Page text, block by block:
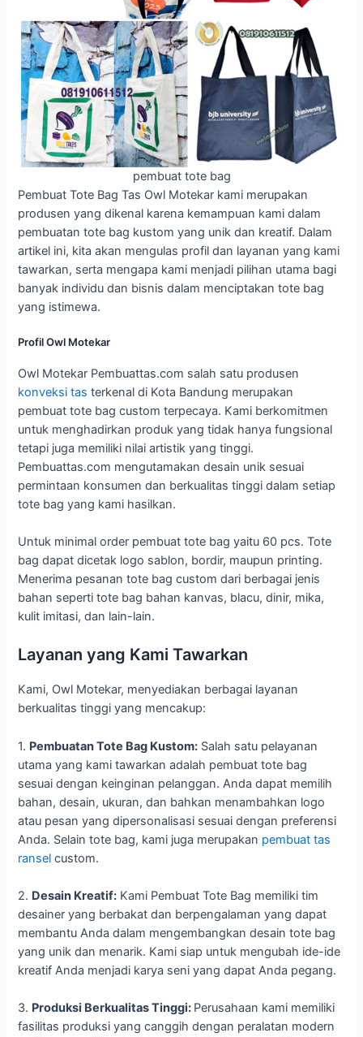
pembuat tote bag
Pembuat Tote Bag Tas Owl Motekar kami merupakan
produsen yang dikenal karena kemampuan kami dalam
pembuatan tote bag kustom yang unik dan kreatif. Dalam
artikel ini, kita akan mengulas profil dan layanan yang kami
tawarkan, serta mengapa kami menjadi pilihan utama bagi
banyak individu dan bisnis dalam menciptakan tote bag
yang istimewa.
Profil Owl Motekar
Owl Motekar Pembuattas.com salah satu produsen
konveksi tas terkenal di Kota Bandung merupakan
pembuat tote bag custom terpecaya. Kami berkomitmen
untuk menghadirkan produk yang tidak hanya fungsional
tetapi juga memiliki nilai artistik yang tinggi.
Pembuattas.com mengutamakan desain unik sesuai
permintaan konsumen dan berkualitas tinggi dalam setiap
tote bag yang kami hasilkan.
Untuk minimal order pembuat tote bag yaitu 60 pcs. Tote
bag dapat dicetak logo sablon, bordir, maupun printing.
Menerima pesanan tote bag custom dari berbagai jenis
bahan seperti tote bag bahan kanvas, blacu, dinir, mika,
kulit imitasi, dan lain-lain.
Layanan yang Kami Tawarkan
Kami, Owl Motekar, menyediakan berbagai layanan
berkualitas tinggi yang mencakup:
1. Pembuatan Tote Bag Kustom: Salah satu pelayanan
utama yang kami tawarkan adalah pembuat tote bag
sesuai dengan keinginan pelanggan. Anda dapat memilih
bahan, desain, ukuran, dan bahkan menambahkan logo
atau pesan yang dipersonalisasi sesuai dengan preferensi
Anda. Selain tote bag, kami juga merupakan pembuat tas
ransel custom.
2. Desain Kreatif: Kami Pembuat Tote Bag memiliki tim
desainer yang berbakat dan berpengalaman yang dapat
membantu Anda dalam mengembangkan desain tote bag
yang unik dan menarik. Kami siap untuk mengubah ide-ide
kreatif Anda menjadi karya seni yang dapat Anda pegang.
3. Produksi Berkualitas Tinggi: Perusahaan kami memiliki
fasilitas produksi yang canggih dengan peralatan modern